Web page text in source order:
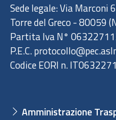
Sede legale: Via Marconi
Torre del Greco - 80059
Partita Iva N°
P.E.C.
Codice EORI n.
Amministrazione